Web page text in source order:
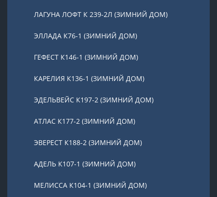
ЛАГУНА ЛОФТ К 239-2Л (ЗИМНИЙ ДОМ)
ЭЛЛАДА К76-1 (ЗИМНИЙ ДОМ)
ГЕФЕСТ К146-1 (ЗИМНИЙ ДОМ)
КАРЕЛИЯ К136-1 (ЗИМНИЙ ДОМ)
ЭДЕЛЬВЕЙС К197-2 (ЗИМНИЙ ДОМ)
АТЛАС К177-2 (ЗИМНИЙ ДОМ)
ЭВЕРЕСТ К188-2 (ЗИМНИЙ ДОМ)
АДЕЛЬ К107-1 (ЗИМНИЙ ДОМ)
МЕЛИССА К104-1 (ЗИМНИЙ ДОМ)